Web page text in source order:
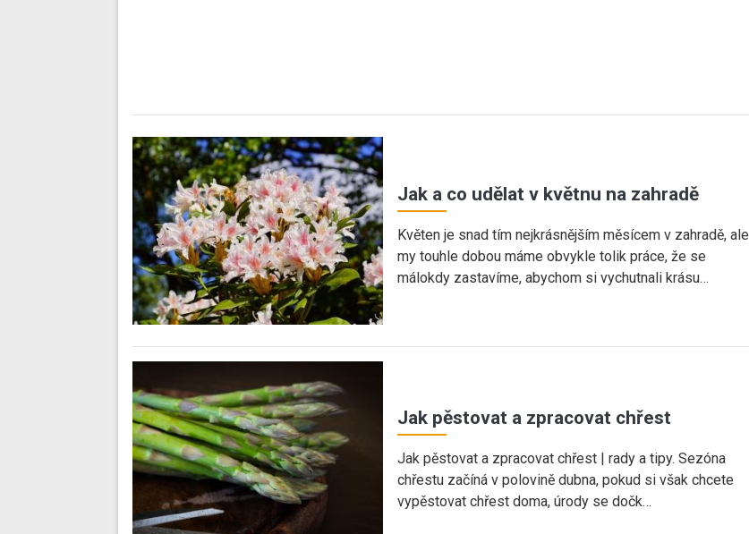
Jak a co udělat v květnu na zahradě
Květen je snad tím nejkrásnějším měsícem v zahradě, ale
my touhle dobou máme obvykle tolik práce, že se
málokdy zastavíme, abychom si vychutnali krásu…
Jak pěstovat a zpracovat chřest
Jak pěstovat a zpracovat chřest | rady a tipy. Sezóna
chřestu začíná v polovině dubna, pokud si však chcete
vypěstovat chřest doma, úrody se dočk…